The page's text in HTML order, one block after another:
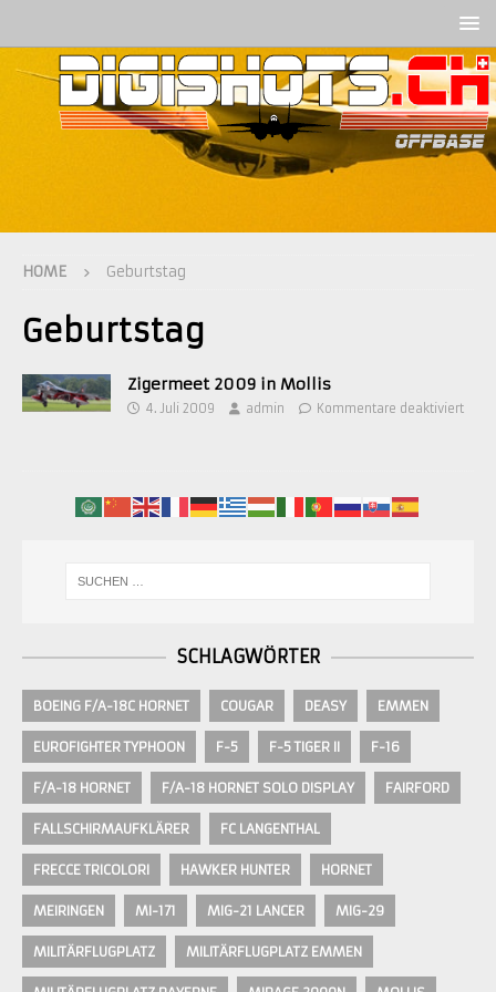
HOME Geburtstag
Geburtstag
Zigermeet 2009 in Mollis
4. Juli 2009 admin Kommentare deaktiviert
SCHLAGWÖRTER
BOEING F/A-18C HORNET COUGAR DEASY EMMEN
EUROFIGHTER TYPHOON F-5 F-5 TIGER II F-16
F/A-18 HORNET F/A-18 HORNET SOLO DISPLAY FAIRFORD
FALLSCHIRMAUFKLÄRER FC LANGENTHAL
FRECCE TRICOLORI HAWKER HUNTER HORNET
MEIRINGEN MI-171 MIG-21 LANCER MIG-29
MILITÄRFLUGPLATZ MILITÄRFLUGPLATZ EMMEN